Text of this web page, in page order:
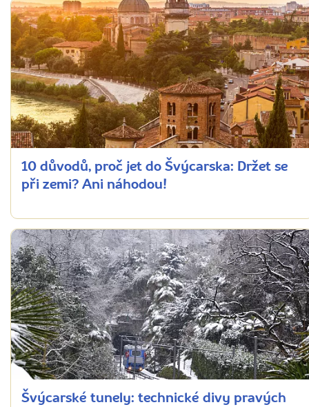
10 důvodů, proč jet do Švýcarska: Držet se
při zemi? Ani náhodou!
Švýcarské tunely: technické divy pravých